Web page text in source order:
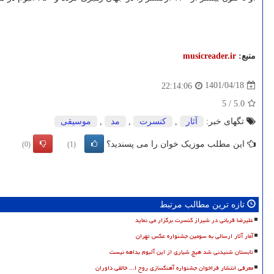
منبع: musicreader.ir
1401/04/18
22:14:06
5.0
/
5
تگهای خبر:
آثار , كنسرت , مد , موسیقی
این مطلب موزیک خوان را می پسندید؟ (1)
(0)
تازه ترین مطالب مرتبط
علیرضا قربانی در شیراز کنسرت برگزار می نماید
آمار آثار ارسالی به سومین جشنواره عکس تهران
تابستان شنیدنی شد هیچ شیاری از این آلبوم بداهه نیست
معرفی انتشار فراخوان جشنواره آهنگسازی روح ا... خالقی داوران